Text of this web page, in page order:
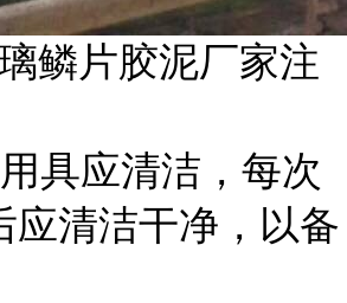
鳞片胶泥厂家注
具应清洁，每次
应清洁干净，以备